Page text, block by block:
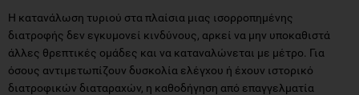
Η κατανάλωση τυριού στα πλαίσια μιας ισορροπημένης
διατροφής δεν εγκυμονεί κινδύνους, αρκεί να μην υποκαθιστά
άλλες θρεπτικές ομάδες και να καταναλώνεται με μέτρο. Για
όσους αντιμετωπίζουν δυσκολία ελέγχου ή έχουν ιστορικό
διατροφικών διαταραχών, η καθοδήγηση από επαγγελματία